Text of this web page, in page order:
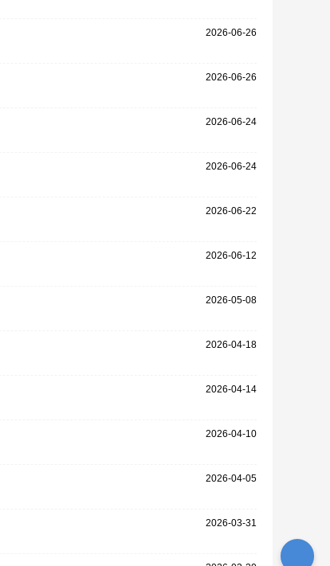
2026-06-26
2026-06-26
2026-06-24
2026-06-24
2026-06-22
2026-06-12
2026-05-08
2026-04-18
2026-04-14
2026-04-10
2026-04-05
2026-03-31